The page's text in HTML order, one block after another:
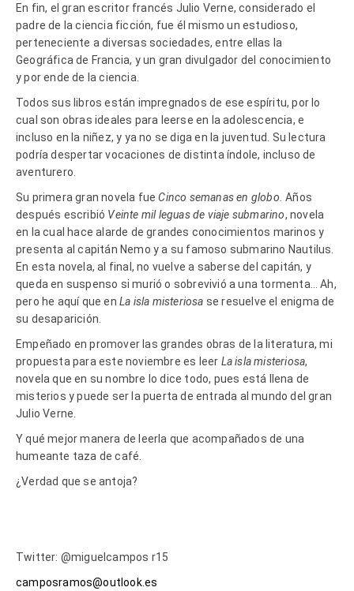
En fin, el gran escritor francés Julio Verne, considerado el
padre de la ciencia ficción, fue él mismo un estudioso,
perteneciente a diversas sociedades, entre ellas la
Geográfica de Francia, y un gran divulgador del conocimiento
y por ende de la ciencia.
Todos sus libros están impregnados de ese espíritu, por lo
cual son obras ideales para leerse en la adolescencia, e
incluso en la niñez, y ya no se diga en la juventud. Su lectura
podría despertar vocaciones de distinta índole, incluso de
aventurero.
Su primera gran novela fueCinco semanas en globo. Años
después escribió Veinte mil leguas de viaje submarino, novela
en la cual hace alarde de grandes conocimientos marinos y
presenta al capitán Nemo y a su famoso submarino Nautilus.
En esta novela, al final, no vuelve a saberse del capitán, y
queda en suspenso si murió o sobrevivió a una tormenta… Ah,
pero he aquí que en La isla misteriosa se resuelve el enigma de
su desaparición.
Empeñado en promover las grandes obras de la literatura, mi
propuesta para este noviembre es leer La isla misteriosa,
novela que en su nombre lo dice todo, pues está llena de
misterios y puede ser la puerta de entrada al mundo del gran
Julio Verne.
Y qué mejor manera de leerla que acompañados de una
humeante taza de café.
¿Verdad que se antoja?
Twitter: @miguelcampos r15
camposramos@outlook.es